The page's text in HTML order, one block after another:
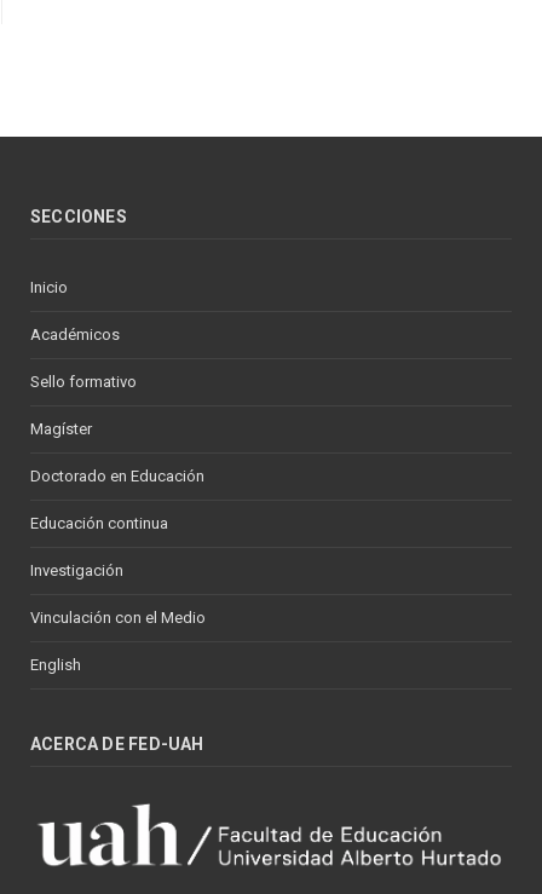
SECCIONES
Inicio
Académicos
Sello formativo
Magíster
Doctorado en Educación
Educación continua
Investigación
Vinculación con el Medio
English
ACERCA DE FED-UAH